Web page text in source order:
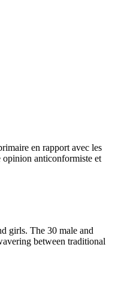
en rapport avec les
opinion anticonformiste et
girls. The 30 male and
between traditional